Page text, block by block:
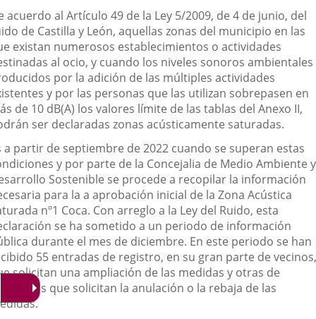
acuerdo al Artículo 49 de la Ley 5/2009, de 4 de junio, del
de Castilla y León, aquellas zonas del municipio en las
existan numerosos establecimientos o actividades
al ocio, y cuando los niveles sonoros ambientales
por la adición de las múltiples actividades
y por las personas que las utilizan sobrepasen en
de 10 dB(A) los valores límite de las tablas del Anexo II,
ser declaradas zonas acústicamente saturadas.
a partir de septiembre de 2022 cuando se superan estas
y por parte de la Concejalia de Medio Ambiente y
Sostenible se procede a recopilar la información
para la a aprobación inicial de la Zona Acústica
nº1 Coca. Con arreglo a la Ley del Ruido, esta
se ha sometido a un periodo de información
durante el mes de diciembre. En este periodo se han
55 entradas de registro, en su gran parte de vecinos,
solicitan una ampliación de las medidas y otras de
que solicitan la anulación o la rebaja de las